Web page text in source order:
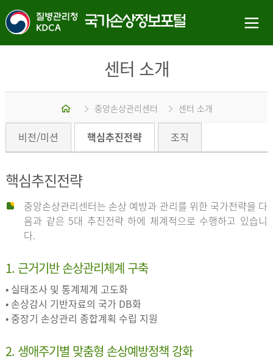
센터 소개
중앙손상관리센터 센터 소개
비전/미션 핵심추진전략 조직
핵심추진전략
중앙손상관리센터는 손상 예방과 관리를 위한 국가전략을 다
음과 같은 5대 추진전략 하에 체계적으로 수행하고 있습니
다.
1. 근거기반 손상관리체계 구축
• 실태조사 및 통계체계 고도화
• 손상감시 기반자료의 국가 DB화
• 중장기 손상관리 종합계획 수립 지원
2. 생애주기별 맞춤형 손상예방정책 강화